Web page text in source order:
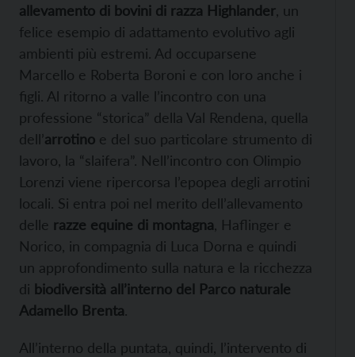
allevamento di bovini di razza Highlander , un
felice esempio di adattamento evolutivo agli
ambienti più estremi. Ad occuparsene
Marcello e Roberta Boroni e con loro anche i
figli. Al ritorno a valle l’incontro con una
professione “storica” della Val Rendena, quella
dell’arrotino e del suo particolare strumento di
lavoro, la “slaifera”. Nell’incontro con Olimpio
Lorenzi viene ripercorsa l’epopea degli arrotini
locali. Si entra poi nel merito dell’allevamento
delle razze equine di montagna , Haflinger e
Norico, in compagnia di Luca Dorna e quindi
un approfondimento sulla natura e la ricchezza
di biodiversità all’interno del Parco naturale
Adamello Brenta.
All’interno della puntata, quindi, l’intervento di